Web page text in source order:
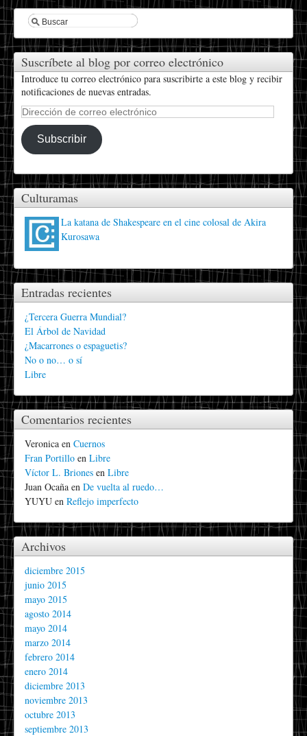
Suscríbete al blog por correo electrónico
Introduce tu correo electrónico para suscribirte a este blog y recibir
notificaciones de nuevas entradas.
Dirección
correo
electrónico
Subscribir
Culturamas
La katana de Shakespeare en el cine colosal de Akira
Kurosawa
Entradas recientes
¿Tercera Guerra Mundial?
El Árbol de Navidad
¿Macarrones o espaguetis?
No o no… o sí
Libre
Comentarios recientes
Veronica en Cuernos
Fran Portillo en Libre
Víctor L. Briones en Libre
Juan Ocaña en De vuelta al ruedo…
YUYU en Reflejo imperfecto
Archivos
diciembre 2015
junio 2015
mayo 2015
agosto 2014
mayo 2014
marzo 2014
febrero 2014
enero 2014
diciembre 2013
noviembre 2013
octubre 2013
septiembre 2013